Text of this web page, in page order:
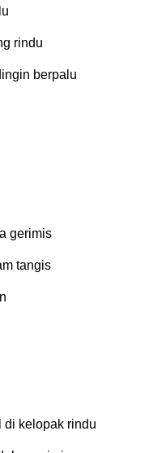
rindu
berpalu
gerimis
tangis
di kelopak rindu